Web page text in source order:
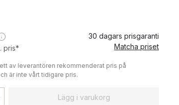
pris*
30 dagars prisgaranti
Matcha priset
av leverantören rekommenderat pris på
är inte vårt tidigare pris.
Lägg i varukorg